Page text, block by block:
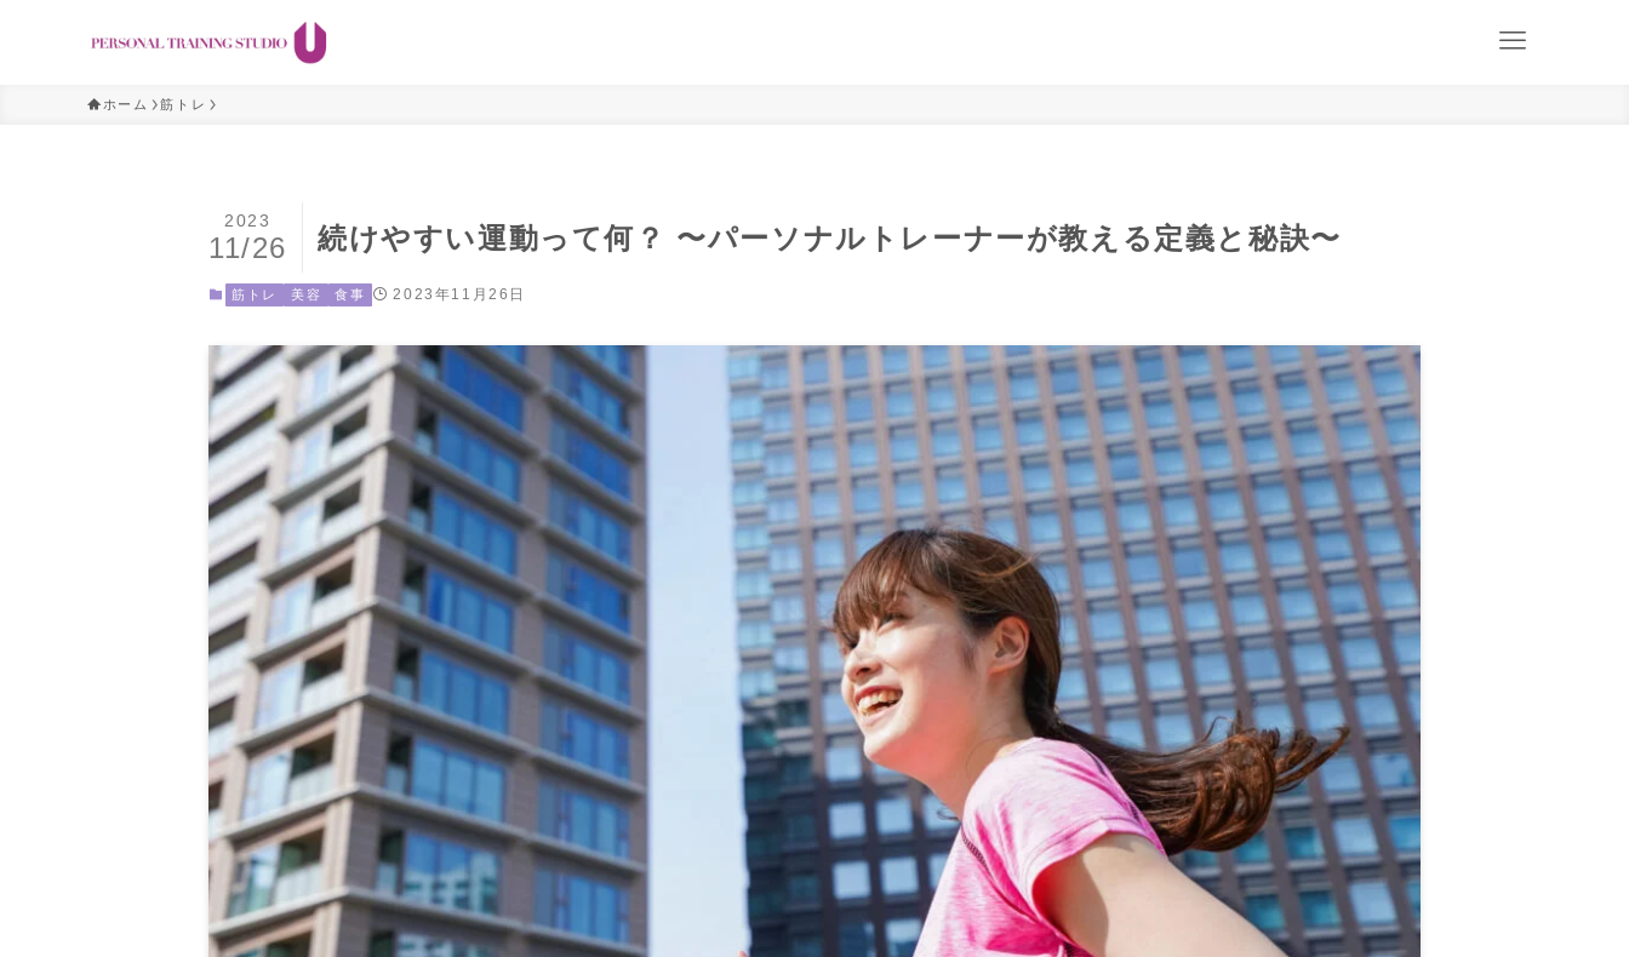
ホーム 筋トレ
続けやすい運動って何？ 〜パーソナルトレーナーが教える定義と秘訣〜
2023
11/26
筋トレ 美容 食事 2023年11月26日